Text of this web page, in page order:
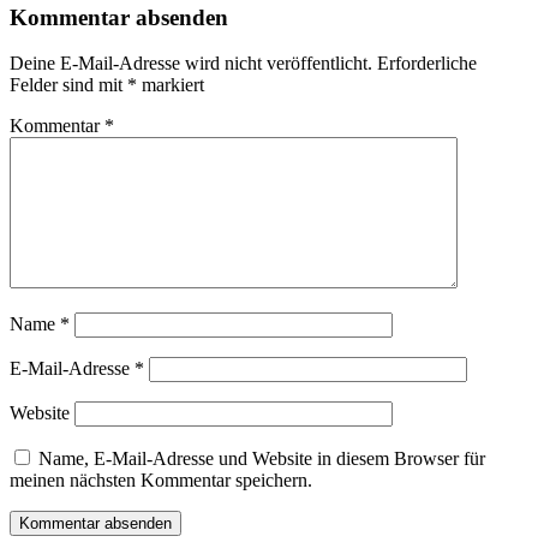
Kommentar absenden
Deine E-Mail-Adresse wird nicht veröffentlicht. Erforderliche
Felder sind mit * markiert
Kommentar *
Name *
E-Mail-Adresse *
Website
Name, E-Mail-Adresse und Website in diesem Browser für
meinen nächsten Kommentar speichern.